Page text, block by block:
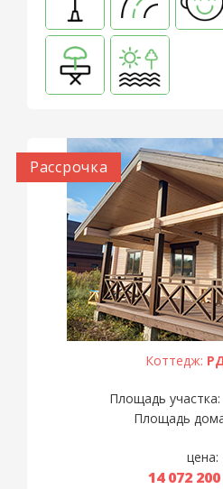
Рассрочка
Коттедж:
Площадь участка:
Площадь
цена:
14 072 200